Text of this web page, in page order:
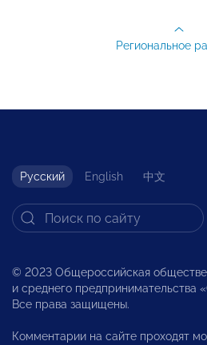
Региональное
Русский English 中文
© 2023 Общероссийская
и среднего
Все права защищены.
Комментарии на сайте проходят